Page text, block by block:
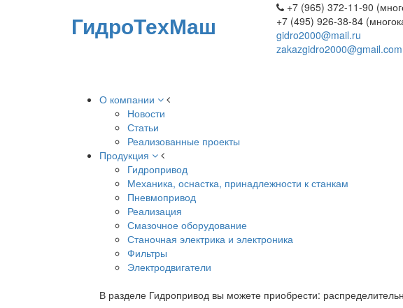
ГидроТехМаш
+7 (965) 372-11-90
+7 (495) 926-38-84
gidro2000@mail.ru
zakazgidro2000@gmail.com
О компании
Новости
Статьи
Реализованные проекты
Продукция
Гидропривод
Механика, оснастка, принадлежности к станкам
Пневмопривод
Реализация
Смазочное оборудование
Станочная электрика и электроника
Фильтры
Электродвигатели
В разделе Гидропривод вы можете приобрести: